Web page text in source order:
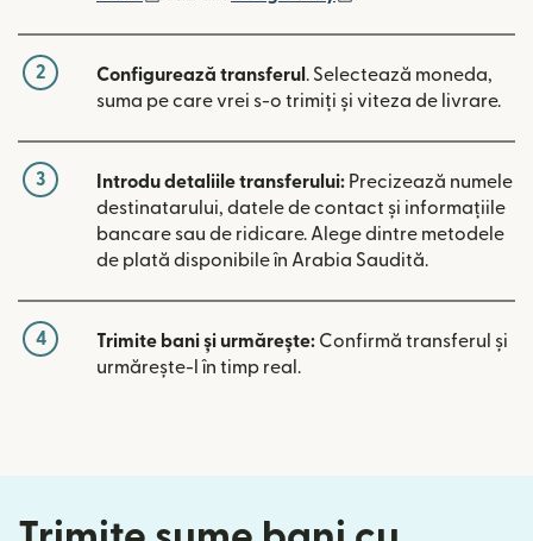
2 Configurează transferul . Selectează moneda,
suma pe care vrei s-o trimiți și viteza de livrare.
3 Introdu detaliile transferului: Precizează numele
destinatarului, datele de contact și informațiile
bancare sau de ridicare. Alege dintre metodele
de plată disponibile în Arabia Saudită.
4 Trimite bani și urmărește: Confirmă transferul și
urmărește-l în timp real.